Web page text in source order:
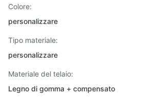
Colore:
personalizzare
Tipo materiale:
personalizzare
Materiale del telaio:
Legno di gomma + compensato